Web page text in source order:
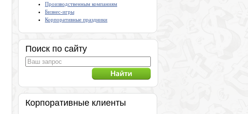
Производственным компаниям
Бизнес-игры
Корпоративные праздники
Поиск по сайту
Корпоративные клиенты